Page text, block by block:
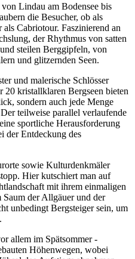
Lindau am Bodensee bis
die Besucher, ob als
Cabriotour. Faszinierend an
der Rhythmus von satten
steilen Berggipfeln, von
und glitzernden Seen.
und malerische Schlösser
kristallklaren Bergseen bieten
sondern auch jede Menge
teilweise parallel verlaufende
sportliche Herausforderung
der Entdeckung des
sowie Kulturdenkmäler
Hier kutschiert man auf
mit ihrem einmaligen
der Allgäuer und der
unbedingt Bergsteiger sein, um
allem im Spätsommer -
Höhenwegen, wobei